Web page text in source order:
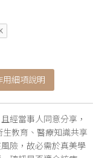
用細項說明
經當事人同意分享，
教育、醫療知識共享
險，故必需於真美學